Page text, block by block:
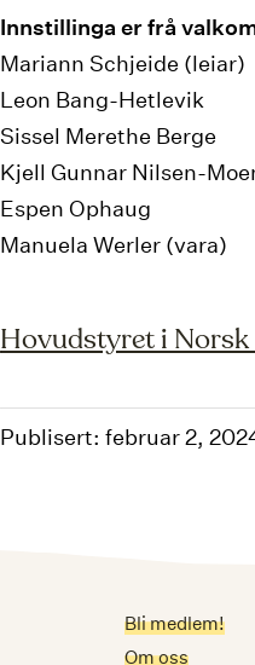
Innstillinga er frå
Mariann Schjeide (leiar)
Leon Bang-Hetlevik
Sissel Merethe Berge
Kjell Gunnar Nilsen-
Espen Ophaug
Manuela Werler (vara)
Hovudstyret i
Publisert: februar 2,
Bli medlem!
Om oss